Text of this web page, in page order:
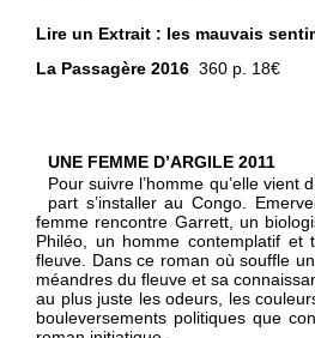
Lire un Extrait : les mauvais
La Passagère 2016 360 p. 18€
UNE FEMME D’ARGILE 2011
Pour suivre l’homme qu’elle
part s’installer au Congo.
femme rencontre Garrett, un
Philéo, un homme contemplatif
fleuve. Dans ce roman où souffle
méandres du fleuve et sa
au plus juste les odeurs, les
bouleversements politiques que